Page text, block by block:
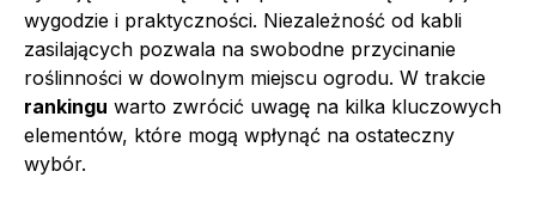
wygodzie i praktyczności. Niezależność od kabli
zasilających pozwala na swobodne przycinanie
roślinności w dowolnym miejscu ogrodu. W trakcie
rankingu warto zwrócić uwagę na kilka kluczowych
elementów, które mogą wpłynąć na ostateczny
wybór.